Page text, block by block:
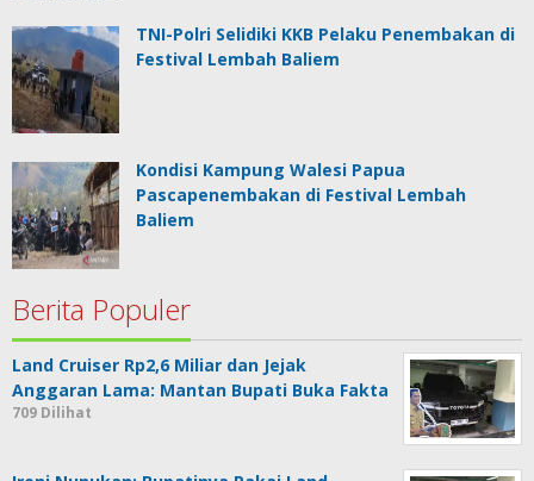
TNI-Polri Selidiki KKB Pelaku Penembakan di
Festival Lembah Baliem
Kondisi Kampung Walesi Papua
Pascapenembakan di Festival Lembah
Baliem
Berita Populer
Land Cruiser Rp2,6 Miliar dan Jejak
Anggaran Lama: Mantan Bupati Buka Fakta
709 Dilihat